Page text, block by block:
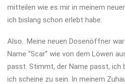
mitteilen wie es mir in meinem
ich bislang schon erlebt habe.
Also.. Meine neuen Dosenöffner
Name “Scar” wie von dem Löwen
passt. Stimmt, der Name passt, ich
ich scheine zu sein. In meinem